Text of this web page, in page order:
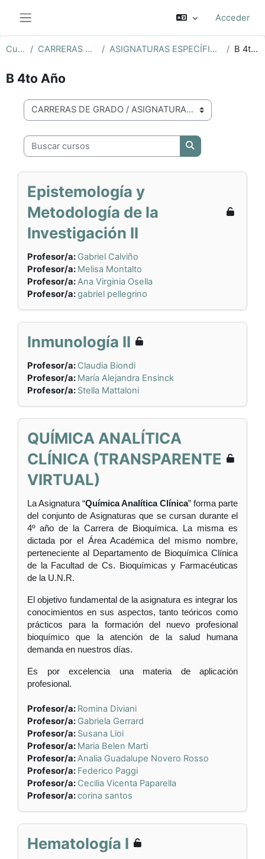
Acceder
Cursos CARRERAS DE GRADO ASIGNATURAS ESPECÍFICAS BIOQUÍMICA B 4to Año
B 4to Año
Categorías
Buscar cursos
Buscar cursos
Epistemología y
Metodología de la
Investigación II
Profesor/a: Gabriel Calviño
Profesor/a: Melisa Montalto
Profesor/a:Ana Virginia Osella
Profesor/a:gabriel pellegrino
Inmunología II
Profesor/a: Claudia Biondi
Profesor/a: María Alejandra Ensinck
Profesor/a: Stella Mattaloni
QUÍMICA ANALÍTICA
CLÍNICA (TRANSPARENTE
VIRTUAL)
La Asignatura “Química Analítica Clínica” forma parte
del conjunto de Asignaturas que se cursan durante el
4º año de la Carrera de Bioquímica. La misma es
dictada por el Área Académica del mismo nombre,
perteneciente al Departamento de Bioquímica Clínica
de la Facultad de Cs. Bioquímicas y Farmacéuticas
de la U.N.R.
El objetivo fundamental de la asignatura es integrar los
conocimientos en sus aspectos, tanto teóricos como
prácticos para la formación del nuevo profesional
bioquímico que la atención de la salud humana
demanda en nuestros días.
Es por excelencia una materia de aplicación
profesional.
Profesor/a: Romina Diviani
Profesor/a: Gabriela Gerrard
Profesor/a: Susana Lioi
Profesor/a: Maria Belen Marti
Profesor/a:Analia Guadalupe Novero Rosso
Profesor/a: Federico Paggi
Profesor/a: Cecilia Vicenta Paparella
Profesor/a:corina santos
Hematología I